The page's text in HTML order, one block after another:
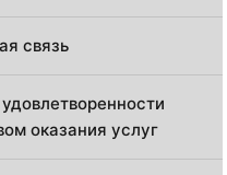
связь
оказания услуг